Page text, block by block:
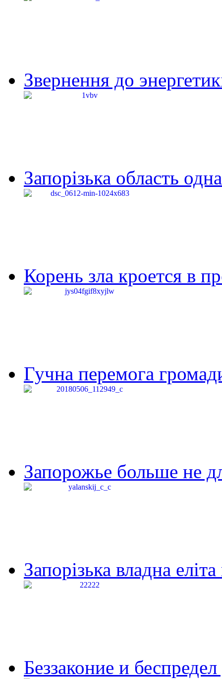
Звернення до
Запорізька область
Корень зла кроется в
Гучна перемога
Запорожье больше не
Запорізька владна
Беззаконие и